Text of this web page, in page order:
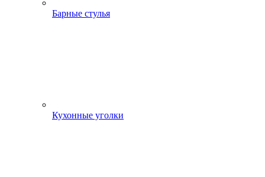
Барные стулья
Кухонные уголки